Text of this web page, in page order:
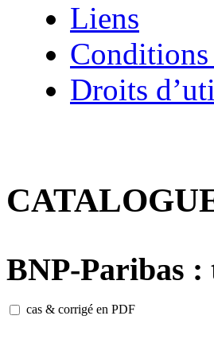
Liens
Conditions
Droits
BNP-Paribas :
cas & corrigé en PDF